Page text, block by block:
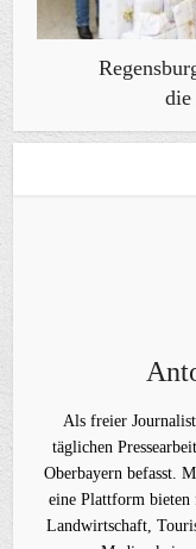
Als freier
täglichen
Oberbayern befasst.
eine Plattform bieten
Landwirtschaft,